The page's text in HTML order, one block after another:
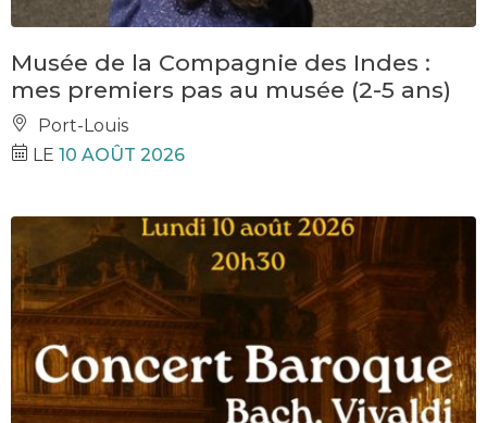
Musée de la Compagnie des Indes :
mes premiers pas au musée (2-5 ans)
Port-Louis
LE 10 AOÛT 2026